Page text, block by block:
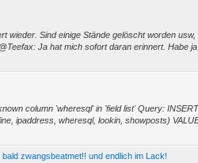
wieder. Sind einige Stände gelöscht worden
Ja hat mich sofort daran erinnert. Habe
column 'wheresql' in 'field list' Query:
ipaddress, wheresql, lookin, showposts)
zwangsbeatmet!! und endlich im Lack!